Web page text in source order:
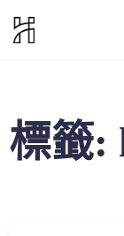
content
標籤: